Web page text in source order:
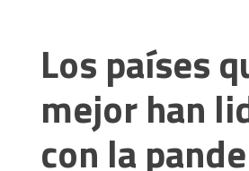
Los países
mejor han
con la